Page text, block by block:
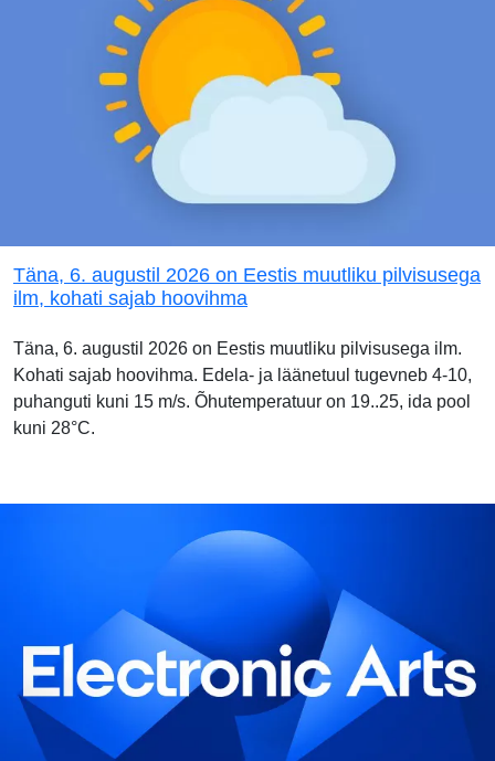
Täna, 6. augustil 2026 on Eestis muutliku pilvisusega
ilm, kohati sajab hoovihma
Täna, 6. augustil 2026 on Eestis muutliku pilvisusega ilm.
Kohati sajab hoovihma. Edela- ja läänetuul tugevneb 4-10,
puhanguti kuni 15 m/s. Õhutemperatuur on 19..25, ida pool
kuni 28°C.